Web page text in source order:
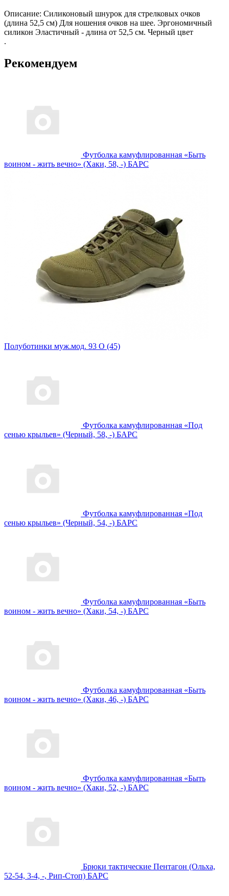
Описание: Силиконовый шнурок для стрелковых очков
(длина 52,5 см) Для ношения очков на шее. Эргономичный
силикон Эластичный - длина от 52,5 см. Черный цвет
.
Рекомендуем
Футболка камуфлированная «Быть
воином - жить вечно» (Хаки, 58, -) БАРС
Полуботинки муж.мод. 93 О (45)
Футболка камуфлированная «Под
сенью крыльев» (Черный, 58, -) БАРС
Футболка камуфлированная «Под
сенью крыльев» (Черный, 54, -) БАРС
Футболка камуфлированная «Быть
воином - жить вечно» (Хаки, 54, -) БАРС
Футболка камуфлированная «Быть
воином - жить вечно» (Хаки, 46, -) БАРС
Футболка камуфлированная «Быть
воином - жить вечно» (Хаки, 52, -) БАРС
Брюки тактические Пентагон (Ольха,
52-54, 3-4, -, Рип-Стоп) БАРС